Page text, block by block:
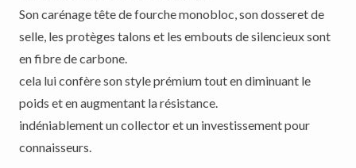
Son carénage tête de fourche monobloc, son dosseret de
selle, les protèges talons et les embouts de silencieux sont
en fibre de carbone.
cela lui confère son style prémium tout en diminuant le
poids et en augmentant la résistance.
indéniablement un collector et un investissement pour
connaisseurs.